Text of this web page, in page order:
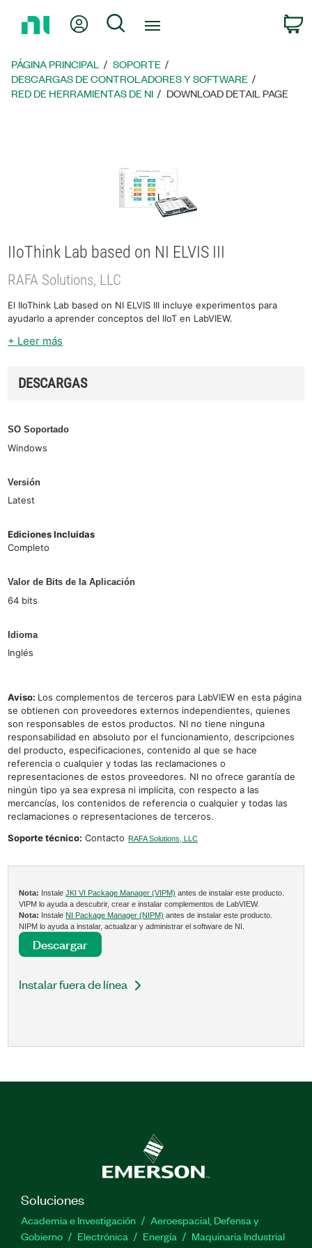
página
principal
Mi cuentaBúsqueda
PÁGINA PRINCIPAL
SOPORTE
DESCARGAS DE CONTROLADORES Y SOFTWARE
RED DE HERRAMIENTAS DE NI
DOWNLOAD DETAIL PAGE
IIoThink Lab based on NI ELVIS III
RAFA Solutions, LLC
El IIoThink Lab based on NI ELVIS III incluye experimentos para
ayudarlo a aprender conceptos del IIoT en LabVIEW.
+ Leer más
DESCARGAS
SO Soportado
Windows
Versión
Latest
Ediciones Incluidas
Completo
Valor de Bits de la Aplicación
64 bits
Idioma
Inglés
Aviso: Los complementos de terceros para LabVIEW en esta página
se obtienen con proveedores externos independientes, quienes
son responsables de estos productos. NI no tiene ninguna
responsabilidad en absoluto por el funcionamiento, descripciones
del producto, especificaciones, contenido al que se hace
referencia o cualquier y todas las reclamaciones o
representaciones de estos proveedores. NI no ofrece garantía de
ningún tipo ya sea expresa ni implícita, con respecto a las
mercancías, los contenidos de referencia o cualquier y todas las
reclamaciones o representaciones de terceros.
Soporte técnico: Contacto RAFA Solutions, LLC
Nota: InstaleJKI VI Package Manager (VIPM) antes de instalar este producto.
VIPM lo ayuda a descubrir, crear e instalar complementos de LabVIEW.
Nota: Instale NI Package Manager (NIPM) antes de instalar este producto.
NIPM lo ayuda a instalar, actualizar y administrar el software de NI.
Descargar
Instalar fuera de línea
Soluciones
Academia e Investigación
Aeroespacial, Defensa y
Gobierno
Electrónica Energía
Maquinaria Industrial